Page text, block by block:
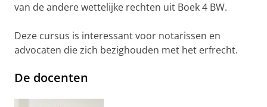
van de andere wettelijke rechten uit Boek 4 BW.
Deze cursus is interessant voor notarissen en
advocaten die zich bezighouden met het erfrecht.
De docenten